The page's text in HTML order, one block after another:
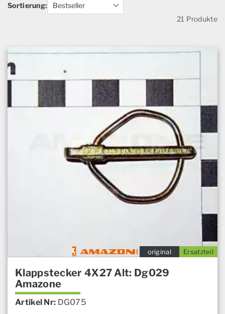
Sortierung:
21 Produkte
Ersatzteil
original
Klappstecker 4X27 Alt: Dg029
Amazone
Artikel Nr: DG075